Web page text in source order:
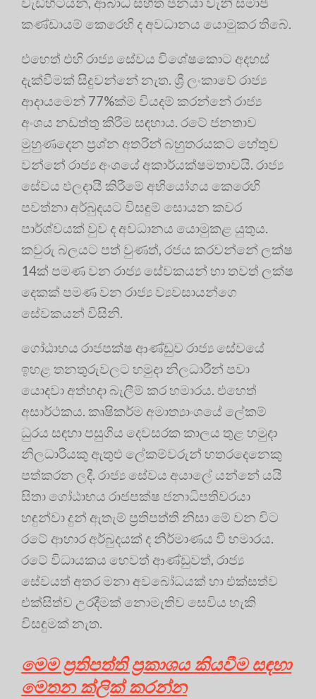
කණ්ඩායම් කෙරෙහි ද අවධානය යොමුකර තිබේ.
එහෙත් එහි රාජ්‍ය සේවය විශේෂකොට අදහස්
දැක්වීමක් සිදුවන්නේ නැත. ශ්‍රී ලංකාවේ රාජ්‍ය
ආදායමෙන් 77%ක්ම වියදම් කරන්නේ රාජ්‍ය
අංශය නඩත්තු කිරීම සඳහාය. රටේ ජනතාව
මුහුණදෙන ප්‍රශ්න අතරින් බහුතරයකට හේතුව
වන්නේ රාජ්‍ය අංශයේ අකාර්යක්ෂමතාවයි. රාජ්‍ය
සේවය ඵලදායී කිරීමේ අභියෝගය කෙරෙහි
පවත්නා අර්බුදයට විසඳුම් සොයන කවර
පාර්ශ්වයක් වුව ද අවධානය යොමුකළ යුතුය.
කවුරු බලයට පත් වුණත්, රජය කරවන්නේ ලක්ෂ
14ක් පමණ වන රාජ්‍ය සේවකයන් හා තවත් ලක්ෂ
දෙකක් පමණ වන රාජ්‍ය ව්‍යවසායන්ගෙ
සේවකයන් විසිනි.
ගෝඨාභය රාජපක්ෂ ආණ්ඩුව රාජ්‍ය සේවයේ
ඉහළ තනතුරුවලට හමුදා නිලධාරීන් පවා
යොදවා අත්හදා බැලීම් කර හමාරය. එහෙත්
අසාර්ථකය. කෘෂිකර්ම අමාත්‍යාංශයේ ලේකම්
ධුරය සඳහා පසුගිය දෙවසරක කාලය තුළ හමුදා
නිලධාරියකු ඇතුළු ලේකම්වරුන් හතරදෙනෙකු
පත්කරන ලදී. රාජ්‍ය සේවය අයාලේ යන්නේ යයි
සිතා ගෝඨාභය රාජපක්ෂ ජනාධිපතිවරයා
හඳුන්වා දුන් ඇතැම් ප්‍රතිපත්ති නිසා මේ වන විට
රටේ ආහාර අර්බුදයක් ද නිර්මාණය වී හමාරය.
රටේ විධායකය හෙවත් ආණ්ඩුවත්, රාජ්‍ය
සේවයත් අතර මනා අවබෝධයක් හා එක්සත්ව
එක්සිත්ව උරදීමක් නොමැතිව සෙවිය හැකි
විසඳුමක් නැත.
මෙම ප්‍රතිපත්ති ප්‍රකාශය කියවීම සඳහා
මෙතන ක්ලික් කරන්න